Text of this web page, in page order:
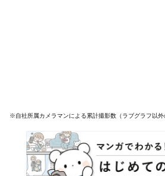
※自社所属カメラマンによる累計撮影数（ラブグラフ以外